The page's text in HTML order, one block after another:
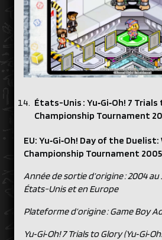
États-Unis : Yu‑Gi‑Oh! 7
Championship Tournament
EU: Yu‑Gi‑Oh! Day of the Duelist:
Championship Tournament 2005
Année de sortie d’origine : 2004
États-Unis et en Europe
Plateforme d’origine : Game Boy
Yu‑Gi‑Oh! 7 Trials to Glory